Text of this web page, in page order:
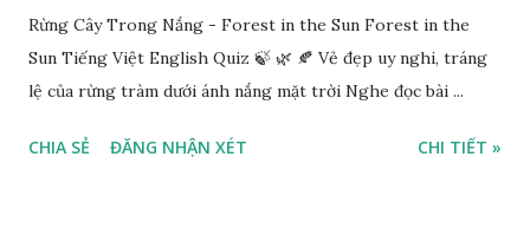
Rừng Cây Trong Nắng - Forest in the Sun Forest in the
Sun Tiếng Việt English Quiz 🍃 🌿 🍂 Vẻ đẹp uy nghi, tráng
lệ của rừng tràm dưới ánh nắng mặt trời Nghe đọc bài ...
CHIA SẺ ĐĂNG NHẬN XÉT CHI TIẾT »